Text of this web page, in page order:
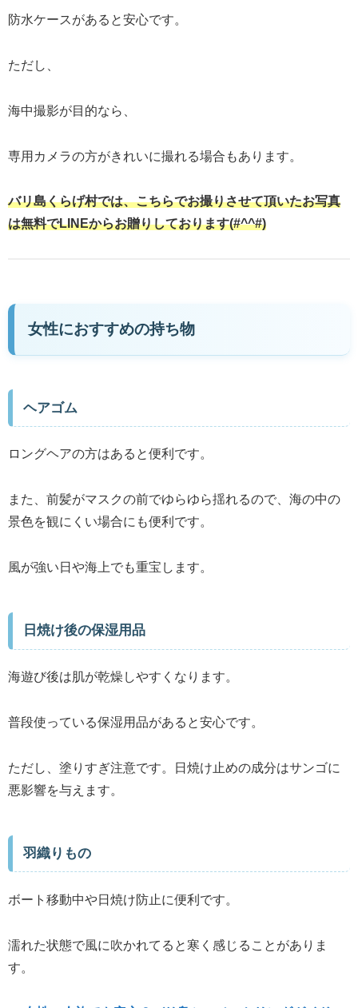
防水ケースがあると安心です。
ただし、
海中撮影が目的なら、
専用カメラの方がきれいに撮れる場合もあります。
バリ島くらげ村では、こちらでお撮りさせて頂いたお写真
は無料でLINEからお贈りしております(#^^#)
女性におすすめの持ち物
ヘアゴム
ロングヘアの方はあると便利です。
また、前髪がマスクの前でゆらゆら揺れるので、海の中の
景色を観にくい場合にも便利です。
風が強い日や海上でも重宝します。
日焼け後の保湿用品
海遊び後は肌が乾燥しやすくなります。
普段使っている保湿用品があると安心です。
ただし、塗りすぎ注意です。日焼け止めの成分はサンゴに
悪影響を与えます。
羽織りもの
ボート移動中や日焼け防止に便利です。
濡れた状態で風に吹かれてると寒く感じることがありま
す。